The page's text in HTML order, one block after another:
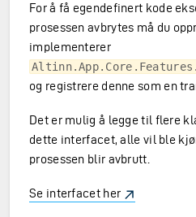
For å få egendefinert kode
prosessen avbrytes må du
implementerer
og registrere denne som en
Det er mulig å legge til flere
dette interfacet, alle vil ble
prosessen blir avbrutt.
Se interfacet her